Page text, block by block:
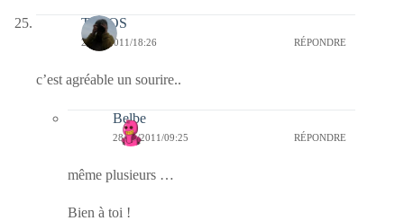
TELOS
27/01/2011/18:26 RÉPONDRE
c’est agréable un sourire..
Belbe
28/01/2011/09:25 RÉPONDRE
même plusieurs …
Bien à toi !